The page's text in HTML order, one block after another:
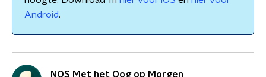
Android.
NOS Met het Oog op Morgen